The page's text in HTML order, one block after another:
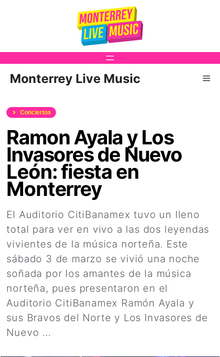
Monterrey Live Music
Conciertos
Ramon Ayala y Los
Invasores de Nuevo
León: fiesta en
Monterrey
El Auditorio CitiBanamex tuvo un lleno
total para ver en vivo a las dos leyendas
vivientes de la música norteña. Este
sábado 3 de marzo se vivió una noche
soñada por los amantes de la música
norteña, pues presentaron en el
Auditorio CitiBanamex Ramón Ayala y
sus Bravos del Norte y Los Invasores de
Nuevo ...